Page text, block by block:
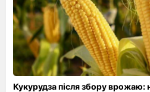
Кукурудза після збору врожаю: